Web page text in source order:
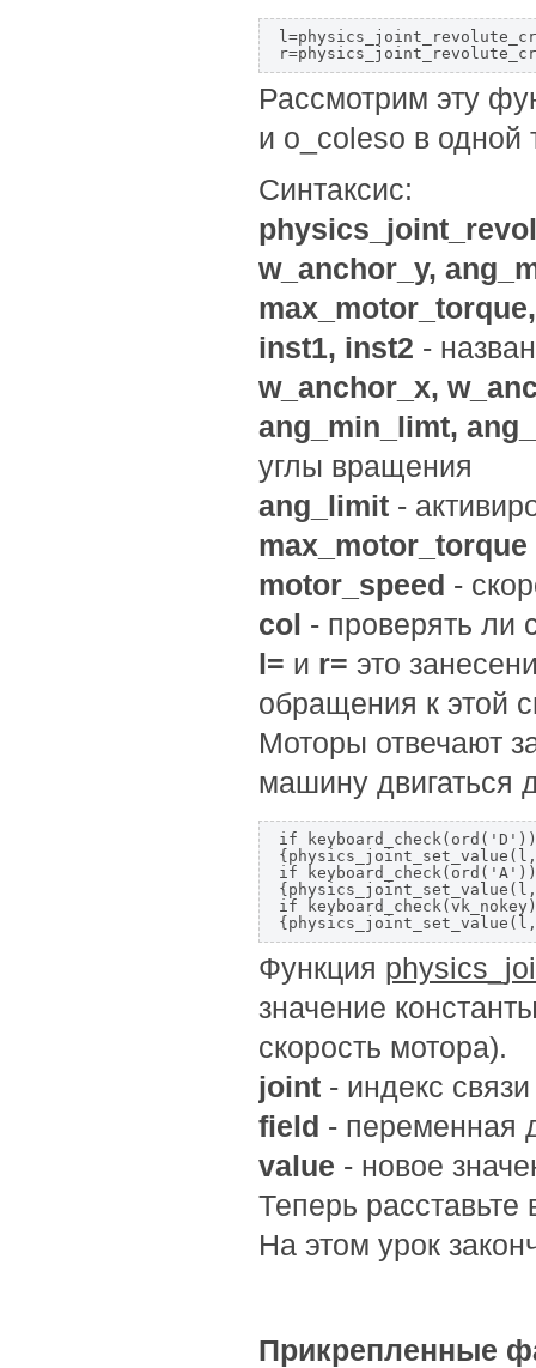
Рассмотрим эту
и o_coleso в одной
Синтаксис:
w_anchor_y,
inst1, inst2 -
w_anchor_x,
ang_min_limt,
углы вращения
ang_limit-
max_motor_torque
motor_speed -
col - проверять ли
l= и r= это
обращения к этой
Моторы отвечают
машину двигаться
if
{physics_joint_set_value(l,
if keyboard_check(ord('A'))
{physics_joint_set_value(l,
if
Функция
значение
скорость мотора).
joint- индекс связи
field - переменная
value - новое
Теперь расставьте
На этом урок
Прикрепленные